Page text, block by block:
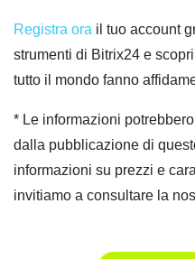
Registra ora il tuo account
strumenti di Bitrix24 e
tutto il mondo fanno
* Le informazioni
dalla pubblicazione di
informazioni su prezzi e
invitiamo a consultare la